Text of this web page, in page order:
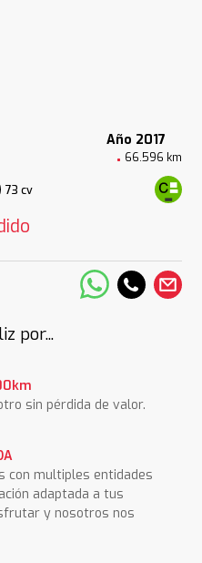
Año 2017
66.596 km
73 cv
por...
sin pérdida de valor.
con multiples entidades
adaptada a tus
y nosotros nos